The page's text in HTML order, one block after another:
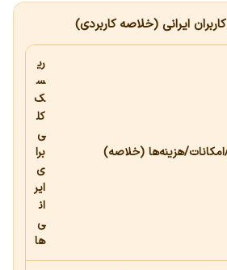
ایرانی (خلاصه کاربردی)
هزینه‌ها (خلاصه)
ری
س
ک
کل
ی
برا
ی
ایر
ان
ی‌
ها